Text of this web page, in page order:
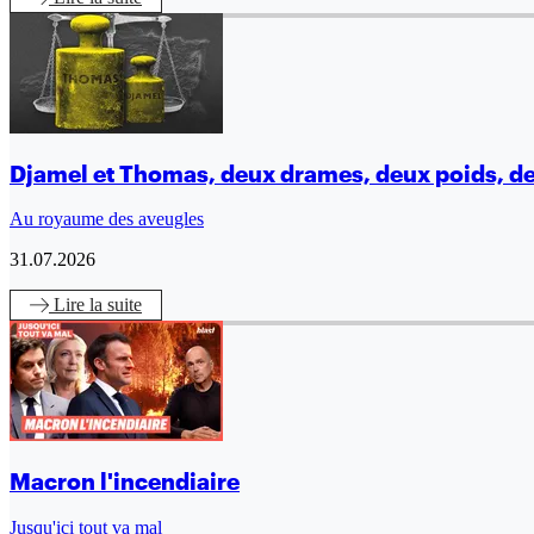
Djamel et Thomas, deux drames, deux poids,
Au royaume des aveugles
31.07.2026
Lire la suite
Macron l'incendiaire
Jusqu'ici tout va mal